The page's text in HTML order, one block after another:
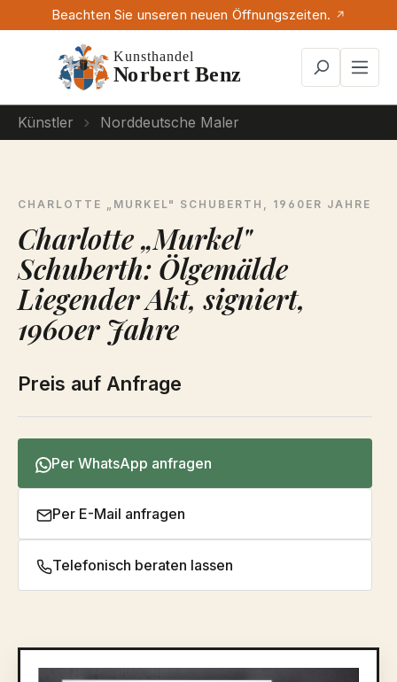
Zum Hauptinhalt springen
Beachten Sie unseren neuen Öffnungszeiten.
Künstler Norddeutsche Maler
CHARLOTTE „MURKEL" SCHUBERTH , 1960ER JAHRE
Charlotte „Murkel"
Schuberth: Ölgemälde
Liegender Akt, signiert,
1960er Jahre
Preis auf Anfrage
Per WhatsApp anfragen
Per E-Mail anfragen
Telefonisch beraten lassen
Bildergalerie überspringen